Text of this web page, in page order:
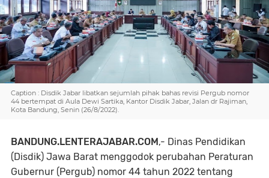
Caption : Disdik Jabar libatkan sejumlah pihak bahas revisi Pergub nomor
44 bertempat di Aula Dewi Sartika, Kantor Disdik Jabar, Jalan dr Rajiman,
Kota Bandung, Senin (26/8/2022).
BANDUNG.LENTERAJABAR.COM,- Dinas Pendidikan
(Disdik) Jawa Barat menggodok perubahan Peraturan
Gubernur (Pergub) nomor 44 tahun 2022 tentang